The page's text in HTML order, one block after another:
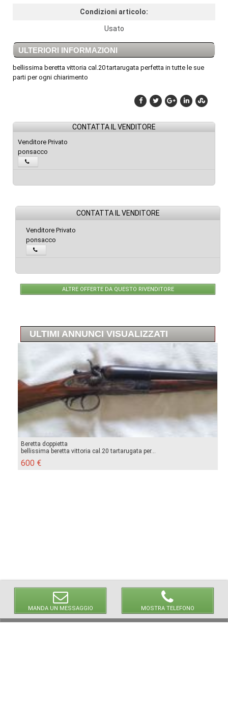
Condizioni articolo:
Usato
ULTERIORI INFORMAZIONI
bellissima beretta vittoria cal.20 tartarugata perfetta in tutte le sue
parti per ogni chiarimento
CONTATTA IL VENDITORE
Venditore Privato
ponsacco
MANDA UN MESSAGGIO MOSTRA TELEFONO
CONTATTA IL VENDITORE
Venditore Privato
ponsacco
ALTRE OFFERTE DA QUESTO RIVENDITORE
ULTIMI ANNUNCI VISUALIZZATI
Beretta doppietta
bellissima beretta vittoria cal.20 tartarugata per...
600 €